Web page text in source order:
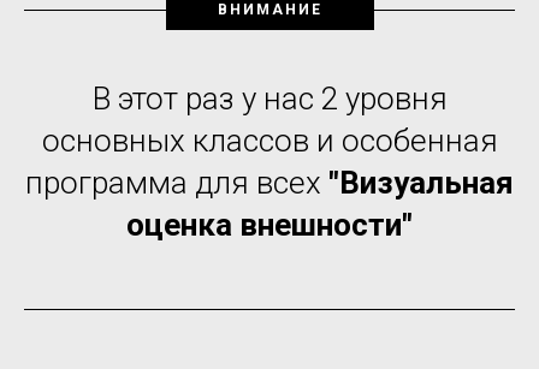
ВНИМАНИЕ
В этот раз у нас 2 уровня
основных классов и особенная
программа для всех "Визуальная
оценка внешности"